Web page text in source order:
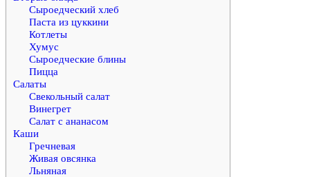
Сыроедческий хлеб
Паста из цуккини
Котлеты
Хумус
Сыроедческие блины
Пицца
Салаты
Свекольный салат
Винегрет
Салат с ананасом
Каши
Гречневая
Живая овсянка
Льняная